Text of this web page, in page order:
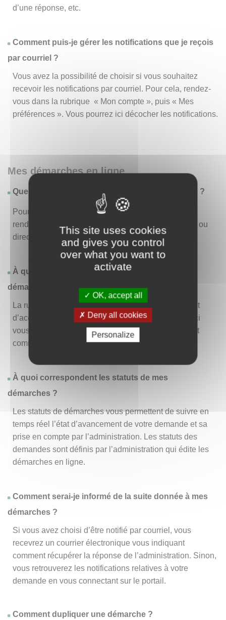
This site uses cookies
and gives you control
over what you want to
activate
OK, accept all
Deny all cookies
Personalize
d’une réponse, etc.
Comment puis-je gérer les notifications que je reçois
par courriel ?
Vous avez la possibilité de choisir si vous souhaitez
recevoir les notifications par courriel. Pour cela, rendez-
vous dans la rubrique « Mon compte », puis « Mes
préférences ». Vous pourrez ici décocher les notifications.
Mes démarches en ligne
Quelles sont les démarches disponibles en ligne ?
Pour consulter la liste des démarches disponibles,
rendez-vous dans le menu « Liste des démarches » ou
directement en page d’accueil.
À quoi correspond la rubrique « Effectuer une
démarche » ?
La rubrique « Effectuer une démarche » vous permet
d’accéder à la liste des démarches disponibles. D’ici
vous pouvez choisir la démarche vous intéressant et
commencer à la remplir en un clic.
À quoi correspondent les statuts de mes
démarches ?
Les statuts de démarches vous permettent de suivre en
temps réel l’état d’avancement de votre demande et sa
prise en compte par l’administration. Les statuts des
demandes sont définis par l’administration qui édite les
démarches en ligne.
Comment serai-je informé de la suite donnée à mes
démarches ?
Si vous avez choisi d’être notifié par courriel, vous
recevrez un courrier électronique vous indiquant
comment récupérer la réponse de l’administration. Sinon,
vous retrouverez les notifications relatives à votre
demande en vous connectant sur le portail.
Comment dupliquer une démarche ?